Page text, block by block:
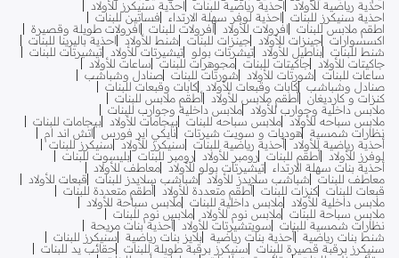
احذية رياضية للأولاد
احذية رياضية للبنات
احذية سنيكرز للأولاد
احذية سنيكرز للبنات
احذية لوفر سهلة الارتداء
فساتين للبنات
اطقم ملابس للبنات
افرولات للأولاد افرولات للبنات
افرولات طويلة وقصيرة
اكسسوارات جينزات للأولاد جينزات للبنات شنط للأولاد
احذية باليرينا للبنات
شنط للبنات بناطيل للأولاد تيشرتات بولو تيشيرتات للأولاد
تيشيرتات للبنات
جاكيتات للأولاد
جاكيتات للبنات مجوهرات للبنات
ساعات للأولاد
ساعات للبنات
شورتات للأولاد شورتات للبنات صنادل وشباشب
صنادل وشباشب كابات وقبعات للأولاد
كابات وقبعات للبنات
كنزات و كارديغان أطقم ملابس للأولاد
أطقم ملابس للبنات
ملابس داخلية وجوارب للأولاد
ملابس داخلية وجوارب للبنات
ملابس سباحه للأولاد ملابس سباحه للبنات بيجامات للأولاد
بيجامات للبنات
نظارات شمسية هوديات و سويت شيرتات نايكي اير فورس
اتش اند ام
أحذية رياضية للأولاد أحذية رياضية للبنات سنيكرز للأولاد
سنيكرز للبنات
لوفرز للأولاد
أطقم للبنات رومبر للأولاد رومبر للبنات بليسوت للبنات
أحذية بنات سهلة الارتداء
تيشيرتات بولو للأولاد معاطف للأولاد
معاطف للبنات
شباشب سلايدز للأولاد شباشب سلايدز للبنات
قبعات للأولاد
قبعات للبنات كنزات للبنات أطقم متعددة للأولاد
أطقم متعددة للبنات
ملابس داخلية للأولاد
ملابس داخلية للبنات ملابس سباحة للأولاد
ملابس سباحة للبنات ملابس نوم للأولاد
ملابس نوم للبنات
نظارات شمسية للبنات
سويتشيرتات للأولاد
أحذية بنات مريحة
شنط بنات رياضية أحذية بنات رياضية بلايز بنات رياضية
سنيكرز للبنات
سنيكرز برقبة قصيرة للبنات
سنيكرز برقبة طويلة للبنات حقائب يد للبنات